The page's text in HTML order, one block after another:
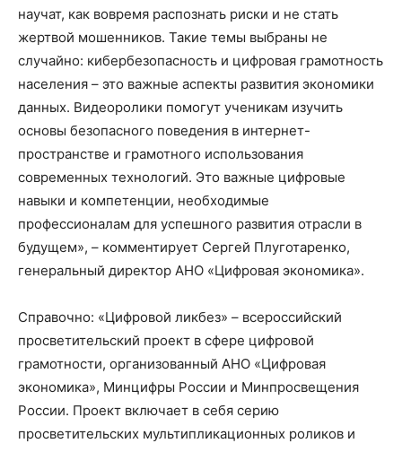
научат, как вовремя распознать риски и не стать
жертвой мошенников. Такие темы выбраны не
случайно: кибербезопасность и цифровая грамотность
населения – это важные аспекты развития экономики
данных. Видеоролики помогут ученикам изучить
основы безопасного поведения в интернет-
пространстве и грамотного использования
современных технологий. Это важные цифровые
навыки и компетенции, необходимые
профессионалам для успешного развития отрасли в
будущем», – комментирует Сергей Плуготаренко,
генеральный директор АНО «Цифровая экономика».
Справочно: «Цифровой ликбез» – всероссийский
просветительский проект в сфере цифровой
грамотности, организованный АНО «Цифровая
экономика», Минцифры России и Минпросвещения
России. Проект включает в себя серию
просветительских мультипликационных роликов и